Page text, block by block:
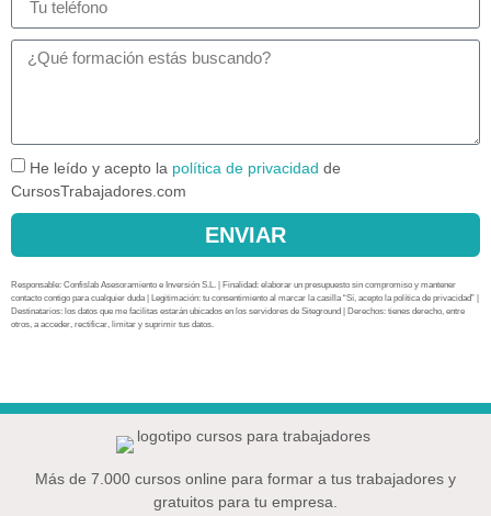
He leído y acepto la política de privacidad de
CursosTrabajadores.com
ENVIAR
Responsable: Confislab Asesoramiento e Inversión S.L. | Finalidad: elaborar un presupuesto sin compromiso y mantener
contacto contigo para cualquier duda | Legitimación: tu consentimiento al marcar la casilla “Sí, acepto la política de privacidad” |
Destinatarios: los datos que me facilitas estarán ubicados en los servidores de Siteground | Derechos: tienes derecho, entre
otros, a acceder, rectificar, limitar y suprimir tus datos.
Más de 7.000 cursos online para formar a tus trabajadores y
gratuitos para tu empresa.